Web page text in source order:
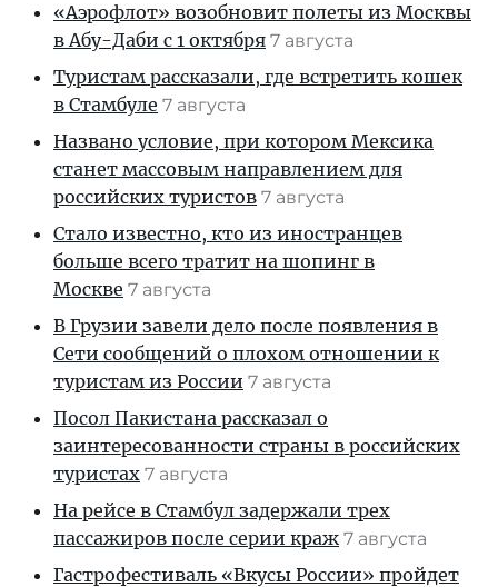
«Аэрофлот» возобновит полеты из Москвы
в Абу-Даби с 1 октября 7 августа
Туристам рассказали, где встретить кошек
в Стамбуле 7 августа
Названо условие, при котором Мексика
станет массовым направлением для
российских туристов 7 августа
Стало известно, кто из иностранцев
больше всего тратит на шопинг в
Москве 7 августа
В Грузии завели дело после появления в
Сети сообщений о плохом отношении к
туристам из России 7 августа
Посол Пакистана рассказал о
заинтересованности страны в российских
туристах 7 августа
На рейсе в Стамбул задержали трех
пассажиров после серии краж 7 августа
Гастрофестиваль «Вкусы России» пройдет